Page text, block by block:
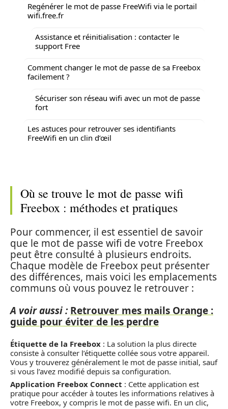
Regénérer le mot de passe FreeWifi via le portail
wifi.free.fr
Assistance et réinitialisation : contacter le
support Free
Comment changer le mot de passe de sa Freebox
facilement ?
Sécuriser son réseau wifi avec un mot de passe
fort
Les astuces pour retrouver ses identifiants
FreeWifi en un clin d’œil
Où se trouve le mot de passe wifi
Freebox : méthodes et pratiques
Pour commencer, il est essentiel de savoir
que le mot de passe wifi de votre Freebox
peut être consulté à plusieurs endroits.
Chaque modèle de Freebox peut présenter
des différences, mais voici les emplacements
communs où vous pouvez le retrouver :
A voir aussi : Retrouver mes mails Orange :
guide pour éviter de les perdre
Étiquette de la Freebox : La solution la plus directe
consiste à consulter l’étiquette collée sous votre appareil.
Vous y trouverez généralement le mot de passe initial, sauf
si vous l’avez modifié depuis sa configuration.
Application Freebox Connect : Cette application est
pratique pour accéder à toutes les informations relatives à
votre Freebox, y compris le mot de passe wifi. En un clic,